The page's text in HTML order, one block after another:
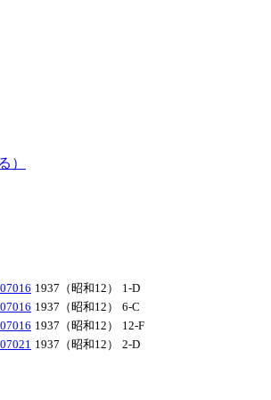
）
1937（昭和12）
1-D
1937（昭和12）
6-C
1937（昭和12）
12-F
1937（昭和12） 2-D